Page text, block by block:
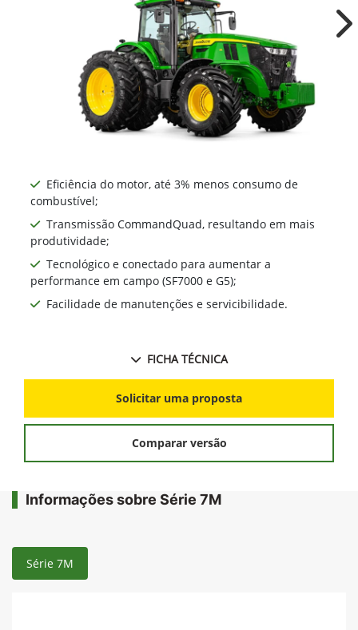
Eficiência do motor, até 3% menos consumo de
combustível;
Transmissão CommandQuad, resultando em mais
produtividade;
Tecnológico e conectado para aumentar a
performance em campo (SF7000 e G5);
Facilidade de manutenções e servicibilidade.
FICHA TÉCNICA
Solicitar uma proposta
Comparar versão
Informações sobre Série 7M
Série 7M